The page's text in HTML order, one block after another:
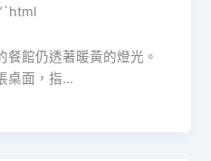
館仍透著暖黃的燈光。
桌面，指…